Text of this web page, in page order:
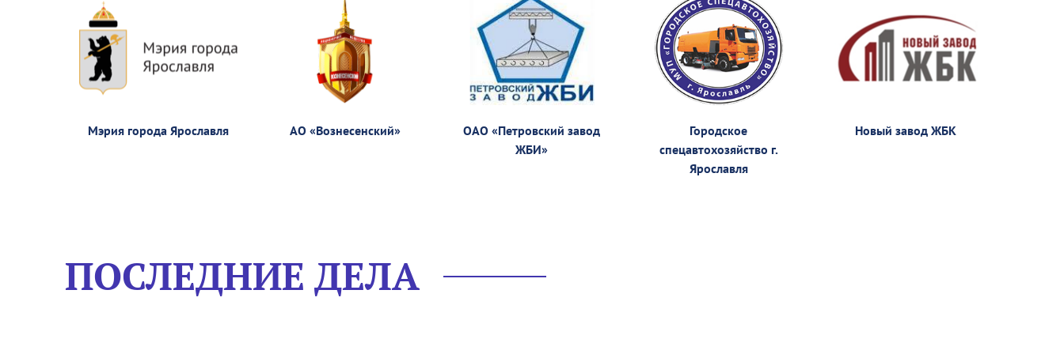
Мэрия города Ярославля АО «Вознесенский»
ОАО «Петровский завод
ЖБИ»
Городское
спецавтохозяйство г.
Ярославля
Новый завод ЖБК
ПОСЛЕДНИЕ ДЕЛА